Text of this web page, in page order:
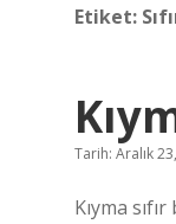
Etiket:
Tarih: Aralık
Kıyma